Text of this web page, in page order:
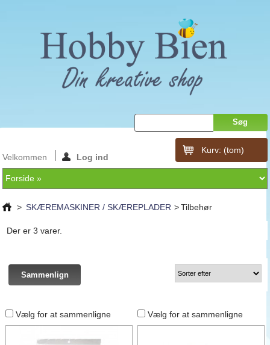
Kurv: (tom)
Velkommen Log ind
> SKÆREMASKINER / SKÆREPLADER > Tilbehør
Der er 3 varer.
Vælg for at sammenligne Vælg for at sammenligne